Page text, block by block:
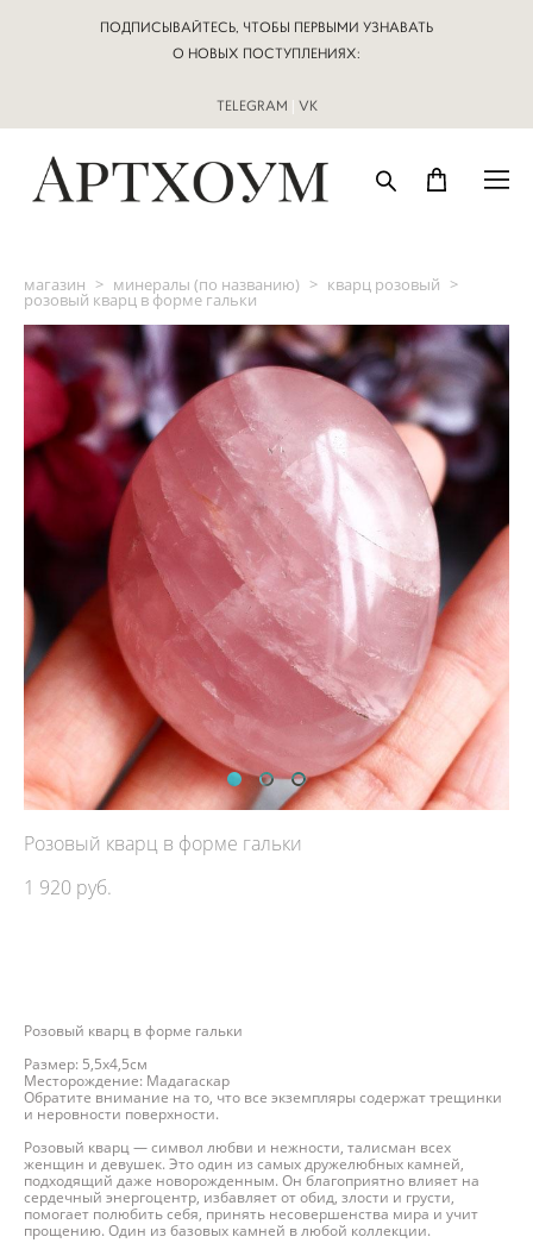
ПОДПИСЫВАЙТЕСЬ, ЧТОБЫ ПЕРВЫМИ УЗНАВАТЬ
О НОВЫХ ПОСТУПЛЕНИЯХ:
TELEGRAM | VK
магазин > минералы (по названию) > кварц розовый >
розовый кварц в форме гальки
Розовый кварц в форме гальки
1 920 pуб.
Розовый кварц в форме гальки
Размер: 5,5х4,5см
Месторождение: Мадагаскар
Обратите внимание на то, что все экземпляры содержат трещинки
и неровности поверхности.
Розовый кварц — символ любви и нежности, талисман всех
женщин и девушек. Это один из самых дружелюбных камней,
подходящий даже новорожденным. Он благоприятно влияет на
сердечный энергоцентр, избавляет от обид, злости и грусти,
помогает полюбить себя, принять несовершенства мира и учит
прощению. Один из базовых камней в любой коллекции.